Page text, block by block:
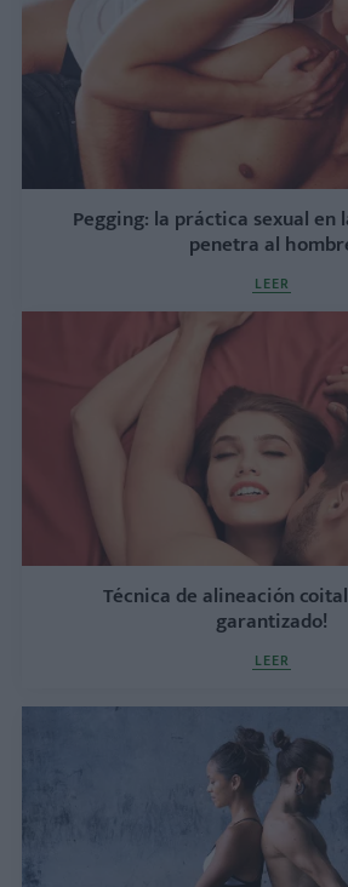
Pegging: la práctica sexual en
penetra al
LEER
Técnica de alineación
garantizado!
LEER